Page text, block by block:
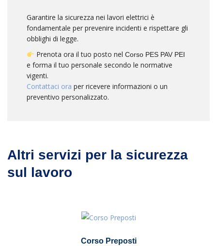
Garantire la sicurezza nei lavori elettrici è
fondamentale per prevenire incidenti e rispettare gli
obblighi di legge.
Prenota ora il tuo posto nel Corso PES PAV PEI
e forma il tuo personale secondo le normative
vigenti.
Contattaci ora per ricevere informazioni o un
preventivo personalizzato.
Altri servizi per la sicurezza
sul lavoro
Corso Preposti